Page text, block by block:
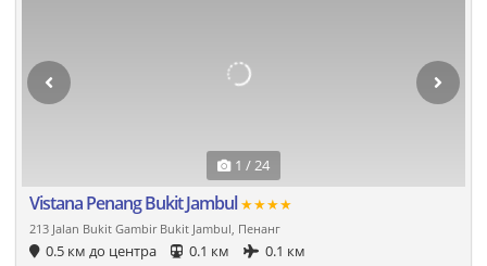
1 / 24
Vistana Penang Bukit Jambul★★★★
213 Jalan Bukit Gambir Bukit Jambul, Пенанг
0.5 км до центра 0.1 км
0.1 км